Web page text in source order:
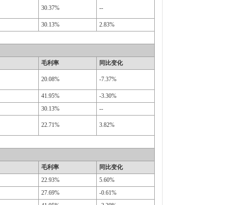
30.37% --
30.13%
2.83%
毛利率
同比变化
20.08% -7.37%
41.95%
-3.30%
30.13%
--
22.71% 3.82%
毛利率
同比变化
22.93%
5.60%
27.69%
-0.61%